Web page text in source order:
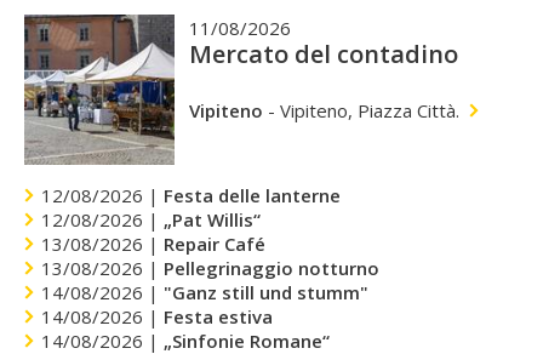
11/08/2026
Mercato del contadino
Vipiteno - Vipiteno, Piazza Città.
12/08/2026 | Festa delle lanterne
12/08/2026 | „Pat Willis“
13/08/2026 | Repair Café
13/08/2026 | Pellegrinaggio notturno
14/08/2026 | "Ganz still und stumm"
14/08/2026 | Festa estiva
14/08/2026 | „Sinfonie Romane“